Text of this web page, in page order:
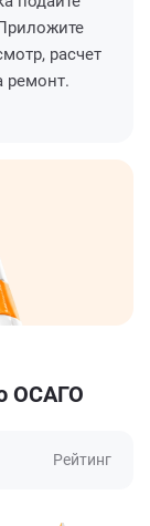
расчет
ремонт.
ОСАГО
Рейтинг